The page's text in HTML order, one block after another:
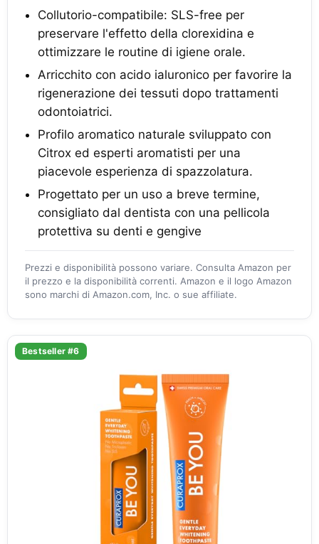
Collutorio-compatibile: SLS-free per
preservare l'effetto della clorexidina e
ottimizzare le routine di igiene orale.
Arricchito con acido ialuronico per favorire la
rigenerazione dei tessuti dopo trattamenti
odontoiatrici.
Profilo aromatico naturale sviluppato con
Citrox ed esperti aromatisti per una
piacevole esperienza di spazzolatura.
Progettato per un uso a breve termine,
consigliato dal dentista con una pellicola
protettiva su denti e gengive
Prezzi e disponibilità possono variare. Consulta Amazon per
il prezzo e la disponibilità correnti. Amazon e il logo Amazon
sono marchi di Amazon.com, Inc. o sue affiliate.
Bestseller #6